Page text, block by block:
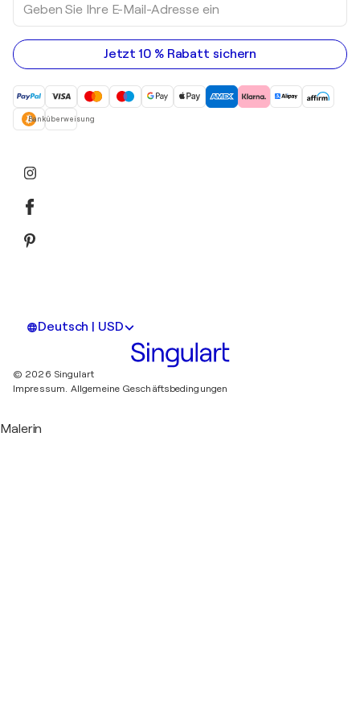
Sie
Ihre
E-
Mail-
Adresse
Jetzt 10 % Rabatt sichern
Banküberweisung
Deutsch | USD
© 2026 Singulart
Impressum. Allgemeine Geschäftsbedingungen
Malerin